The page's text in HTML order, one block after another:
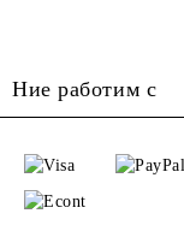
Ние работим с